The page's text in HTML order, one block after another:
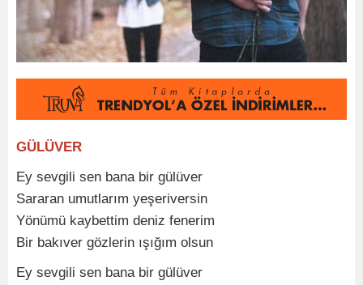
GÜLÜVER
Ey sevgili sen bana bir gülüver
Sararan umutlarım yeşeriversin
Yönümü kaybettim deniz fenerim
Bir bakıver gözlerin ışığım olsun
Ey sevgili sen bana bir gülüver